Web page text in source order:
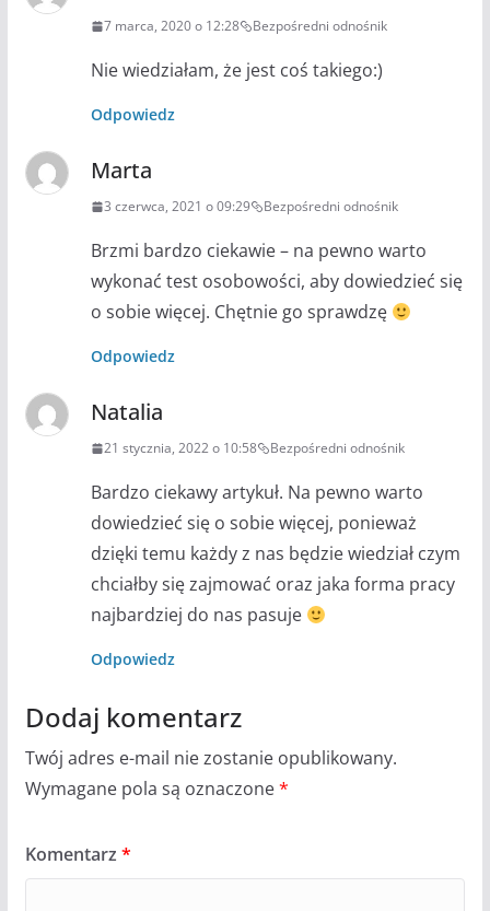
7 marca, 2020 o 12:28 Bezpośredni odnośnik
Nie wiedziałam, że jest coś takiego:)
Odpowiedz
Marta
3 czerwca, 2021 o 09:29 Bezpośredni odnośnik
Brzmi bardzo ciekawie – na pewno warto
wykonać test osobowości, aby dowiedzieć się
o sobie więcej. Chętnie go sprawdzę
Odpowiedz
Natalia
21 stycznia, 2022 o 10:58 Bezpośredni odnośnik
Bardzo ciekawy artykuł. Na pewno warto
dowiedzieć się o sobie więcej, ponieważ
dzięki temu każdy z nas będzie wiedział czym
chciałby się zajmować oraz jaka forma pracy
najbardziej do nas pasuje
Odpowiedz
Dodaj komentarz
Twój adres e-mail nie zostanie opublikowany.
Wymagane pola są oznaczone*
Komentarz *